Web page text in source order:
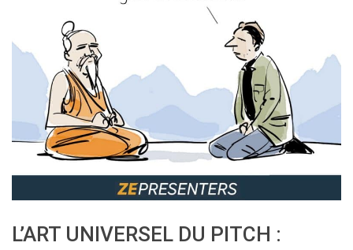
L’ART UNIVERSEL DU PITCH :